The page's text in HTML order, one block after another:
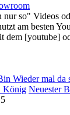
so" Videos
am besten
dem [youtube]
Wieder mal da
König Neuester